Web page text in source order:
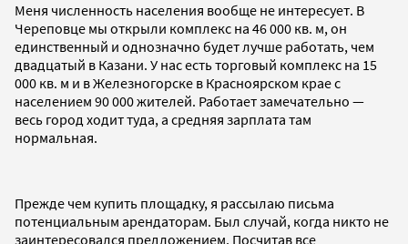
Меня численность населения вообще не интересует. В
Череповце мы открыли комплекс на 46 000 кв. м, он
единственный и однозначно будет лучше работать, чем
двадцатый в Казани. У нас есть торговый комплекс на 15
000 кв. м и в Железногорске в Красноярском крае с
населением 90 000 жителей. Работает замечательно —
весь город ходит туда, а средняя зарплата там
нормальная.
Прежде чем купить площадку, я рассылаю письма
потенциальным арендаторам. Был случай, когда никто не
заинтересовался предложением. Посчитав все